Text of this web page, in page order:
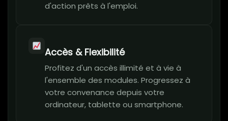
d'action prêts à l'emploi.
Accès & Flexibilité
Profitez d'un accès illimité et à vie à
l'ensemble des modules. Progressez à
votre convenance depuis votre
ordinateur, tablette ou smartphone.